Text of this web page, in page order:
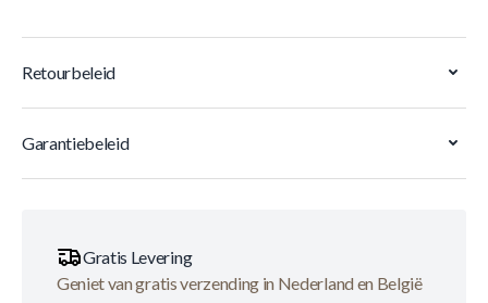
Retourbeleid
Garantiebeleid
Gratis Levering
Geniet van gratis verzending in Nederland en België